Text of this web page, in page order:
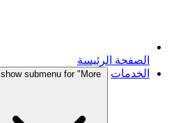
الصفحة الرئيسة
الخدمات
show submenu for "More"